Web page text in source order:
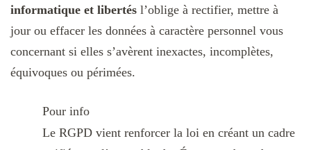
informatique et libertés l’oblige à rectifier, mettre à
jour ou effacer les données à caractère personnel vous
concernant si elles s’avèrent inexactes, incomplètes,
équivoques ou périmées.
Pour info
Le RGPD vient renforcer la loi en créant un cadre